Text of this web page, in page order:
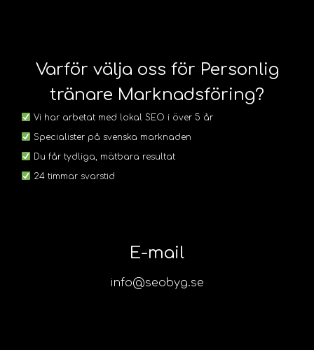
Varför välja oss för Personlig
tränare Marknadsföring?
Vi har arbetat med lokal SEO i över 5 år
Specialister på svenska marknaden
Du får tydliga, mätbara resultat
24 timmar svarstid
E-mail
info@seobyg.se